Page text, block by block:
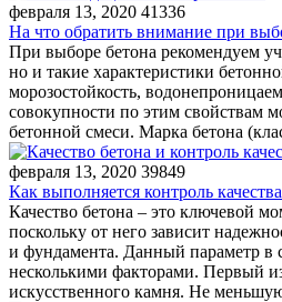
февраля 13, 2020 41336
На что обратить внимание при
При выборе бетона рекомендуем
но и такие характеристики
морозостойкость,
совокупности по этим свойствам
бетонной смеси. Марка бетона
февраля 13, 2020 39849
Как выполняется контроль
Качество бетона – это ключевой
поскольку от него зависит
и фундамента. Данный параметр в
несколькими факторами. Первый
искусственного камня. Не